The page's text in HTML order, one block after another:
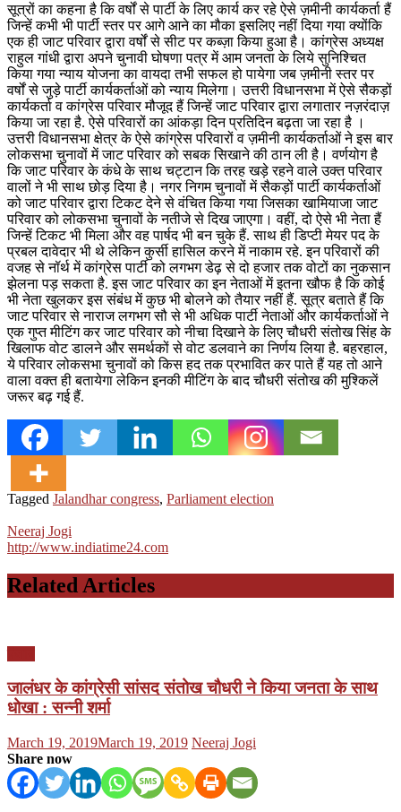
सूत्रों का कहना है कि वर्षों से पार्टी के लिए कार्य कर रहे ऐसे ज़मीनी कार्यकर्ता हैं
जिन्हें कभी भी पार्टी स्तर पर आगे आने का मौका इसलिए नहीं दिया गया क्योंकि
एक ही जाट परिवार द्वारा वर्षों से सीट पर कब्ज़ा किया हुआ है। कांग्रेस अध्यक्ष
राहुल गांधी द्वारा अपने चुनावी घोषणा पत्र में आम जनता के लिये सुनिश्चित
किया गया न्याय योजना का वायदा तभी सफल हो पायेगा जब ज़मीनी स्तर पर
वर्षों से जुड़े पार्टी कार्यकर्ताओं को न्याय मिलेगा। उत्तरी विधानसभा में ऐसे सैकड़ों
कार्यकर्ता व कांग्रेस परिवार मौजूद हैं जिन्हें जाट परिवार द्वारा लगातार नज़रंदाज़
किया जा रहा है. ऐसे परिवारों का आंकड़ा दिन प्रतिदिन बढ़ता जा रहा है ।
उत्तरी विधानसभा क्षेत्र के ऐसे कांग्रेस परिवारों व ज़मीनी कार्यकर्ताओं ने इस बार
लोकसभा चुनावों में जाट परिवार को सबक सिखाने की ठान ली है। वर्णयोग है
कि जाट परिवार के कंधे के साथ चट्टान कि तरह खड़े रहने वाले उक्त परिवार
वालों ने भी साथ छोड़ दिया है। नगर निगम चुनावों में सैकड़ों पार्टी कार्यकर्ताओं
को जाट परिवार द्वारा टिकट देने से वंचित किया गया जिसका खामियाजा जाट
परिवार को लोकसभा चुनावों के नतीजे से दिख जाएगा। वहीं, दो ऐसे भी नेता हैं
जिन्हें टिकट भी मिला और वह पार्षद भी बन चुके हैं. साथ ही डिप्टी मेयर पद के
प्रबल दावेदार भी थे लेकिन कुर्सी हासिल करने में नाकाम रहे. इन परिवारों की
वजह से नॉर्थ में कांग्रेस पार्टी को लगभग डेढ़ से दो हजार तक वोटों का नुकसान
झेलना पड़ सकता है. इस जाट परिवार का इन नेताओं में इतना खौफ है कि कोई
भी नेता खुलकर इस संबंध में कुछ भी बोलने को तैयार नहीं हैं. सूत्र बताते हैं कि
जाट परिवार से नाराज लगभग सौ से भी अधिक पार्टी नेताओं और कार्यकर्ताओं ने
एक गुप्त मीटिंग कर जाट परिवार को नीचा दिखाने के लिए चौधरी संतोख सिंह के
खिलाफ वोट डालने और समर्थकों से वोट डलवाने का निर्णय लिया है. बहरहाल,
ये परिवार लोकसभा चुनावों को किस हद तक प्रभावित कर पाते हैं यह तो आने
वाला वक्त ही बतायेगा लेकिन इनकी मीटिंग के बाद चौधरी संतोख की मुश्किलें
जरूर बढ़ गई हैं.
Tagged Jalandhar congress, Parliament election
Neeraj Jogi
http://www.indiatime24.com
Related Articles
जालंधर के कांग्रेसी सांसद संतोख चौधरी ने किया जनता के साथ
धोखा : सन्नी शर्मा
Posted
on
March 19, 2019March 19, 2019 Author
Neeraj Jogi
Share now